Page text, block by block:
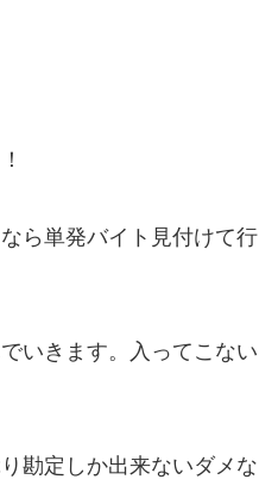
ら単発バイト見付けて行
いきます。入ってこない
勘定しか出来ないダメな